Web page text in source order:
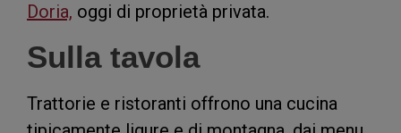
Doria, oggi di proprietà privata.
Sulla tavola
Trattorie e ristoranti offrono una cucina